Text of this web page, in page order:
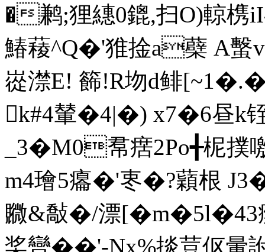
�鹣;狸繐0鎞,扫O)輬
鰆薐^Q�'猚捦a蘗 A蟿
嵸澿E! 籂!R圽d鲱
k#4輦�4|�) x7�6昼k
_3�M0帬瘔2Po╉柅
m4璯5癟�'栆�?蘔根
覹&敽�/漂
桨曫��'-Nx%掞荳伛暈